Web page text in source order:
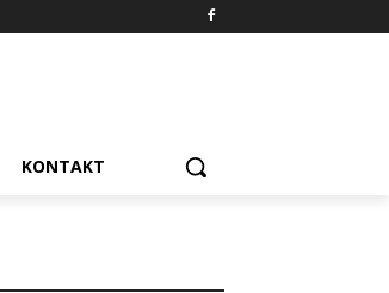
KONTAKT